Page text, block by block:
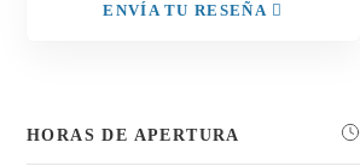
ENVÍA TU RESEÑA
HORAS DE APERTURA